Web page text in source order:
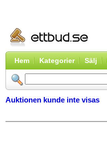
Hem Kategorier Sälj
Auktionen kunde inte visas